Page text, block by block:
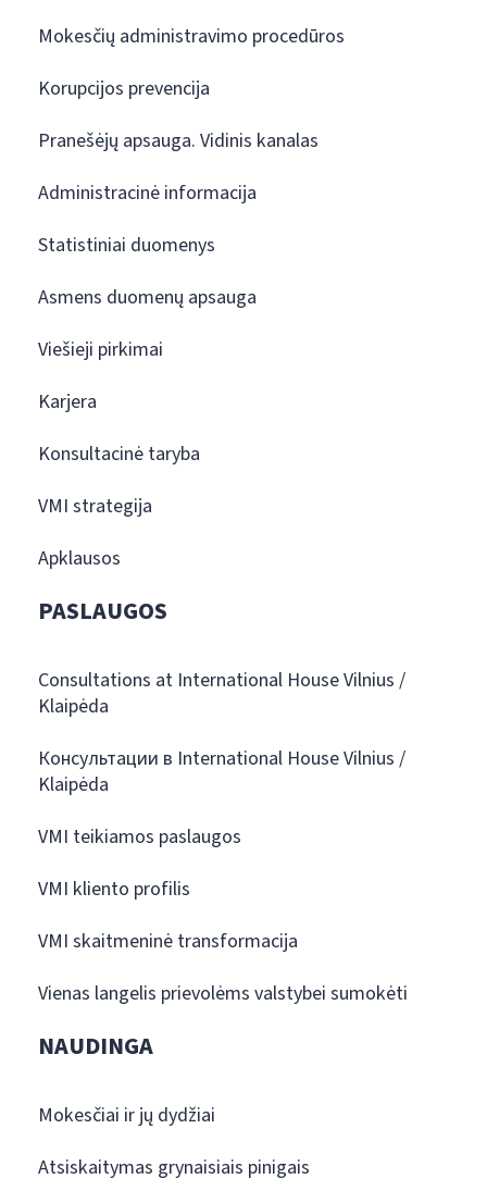
Mokesčių administravimo procedūros
Korupcijos prevencija
Pranešėjų apsauga. Vidinis kanalas
Administracinė informacija
Statistiniai duomenys
Asmens duomenų apsauga
Viešieji pirkimai
Karjera
Konsultacinė taryba
VMI strategija
Apklausos
PASLAUGOS
Consultations at International House Vilnius /
Klaipėda
Консультации в International House Vilnius /
Klaipėda
VMI teikiamos paslaugos
VMI kliento profilis
VMI skaitmeninė transformacija
Vienas langelis prievolėms valstybei sumokėti
NAUDINGA
Mokesčiai ir jų dydžiai
Atsiskaitymas grynaisiais pinigais